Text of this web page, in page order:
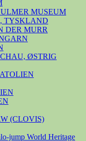
MUSEUM
TYSKLAND
DER MURR
ØSTRIG
(CLOVIS)
jump World Heritage